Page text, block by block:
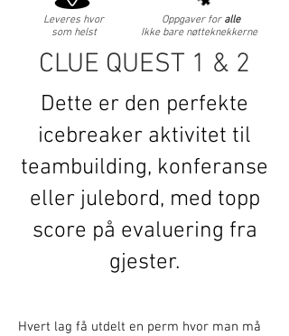
Leveres hvor
som helst
Oppgaver for alle
Ikke bare nøtteknekkerne
CLUE QUEST 1 & 2
Dette er den perfekte
icebreaker aktivitet til
teambuilding, konferanse
eller julebord, med topp
score på evaluering fra
gjester.
Hvert lag få utdelt en perm hvor man må